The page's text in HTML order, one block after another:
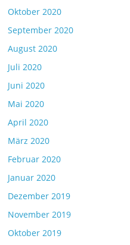
Oktober 2020
September 2020
August 2020
Juli 2020
Juni 2020
Mai 2020
April 2020
März 2020
Februar 2020
Januar 2020
Dezember 2019
November 2019
Oktober 2019